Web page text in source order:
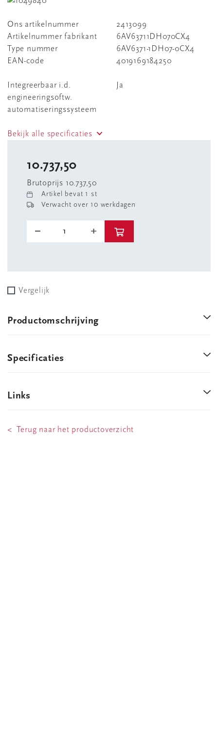
Ons artikelnummer
2413099
Artikelnummer fabrikant
6AV63711DH070CX4
Type nummer
6AV6371-1DH07-0CX4
EAN-code
4019169184250
Integreerbaar i.d.
engineeringsoftw.
automatiseringssysteem
Ja
Bekijk alle specificaties
10.737,50
Brutoprijs 10.737,50
Artikel bevat 1 st
Verwacht over 10 werkdagen
Vergelijk
Productomschrijving
Specificaties
Links
< Terug naar het productoverzicht